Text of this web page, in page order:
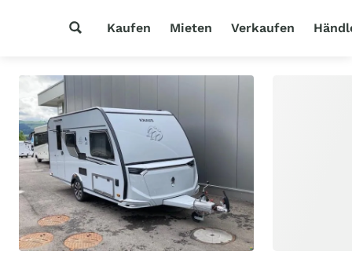
Kaufen Mieten Verkaufen